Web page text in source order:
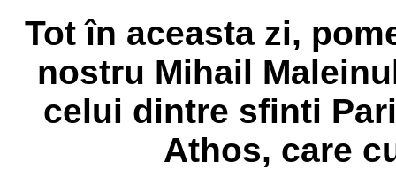
Tot în aceasta zi,
nostru Mihail
celui dintre sfinti
Athos, care